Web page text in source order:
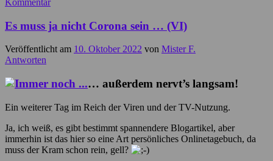
Es muss ja nicht Corona sein … (VI)
Veröffentlicht am 10. Oktober 2022 von Mister F.
Antworten
… außerdem nervt’s langsam!
Ein weiterer Tag im Reich der Viren und der TV-Nutzung.
Ja, ich weiß, es gibt bestimmt spannendere Blogartikel, aber
immerhin ist das hier so eine Art persönliches Onlinetagebuch, da
muss der Kram schon rein, gell?